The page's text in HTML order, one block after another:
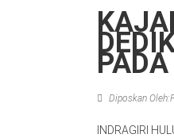
Diposkan
INDRAGIRI